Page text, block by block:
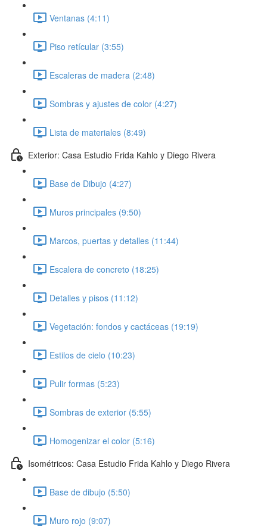
Ventanas (4:11)
Piso retícular (3:55)
Escaleras de madera (2:48)
Sombras y ajustes de color (4:27)
Lista de materiales (8:49)
Exterior: Casa Estudio Frida Kahlo y Diego Rivera
Base de Dibujo (4:27)
Muros principales (9:50)
Marcos, puertas y detalles (11:44)
Escalera de concreto (18:25)
Detalles y pisos (11:12)
Vegetación: fondos y cactáceas (19:19)
Estilos de cielo (10:23)
Pulir formas (5:23)
Sombras de exterior (5:55)
Homogenizar el color (5:16)
Isométricos: Casa Estudio Frida Kahlo y Diego Rivera
Base de dibujo (5:50)
Muro rojo (9:07)